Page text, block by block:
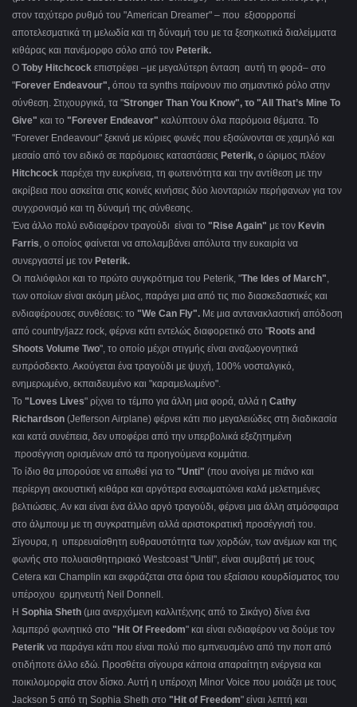
στον ταχύτερο ρυθμό του "American Dreamer" – που εξισορροπεί
αποτελεσματικά τη μελωδία και τη δύναμή του με τα ξεσηκωτικά διαλείμματα
κιθάρας και πανέμορφο σόλο από τον Peterik.
Ο Toby Hitchcock επιστρέφει –με μεγαλύτερη ένταση αυτή τη φορά– στο
"Forever Endeavour", όπου τα synths παίρνουν πιο σημαντικό ρόλο στην
σύνθεση. Στιχουργικά, τα "Stronger Than You Know", το "All That’s Mine To
Give" και το "Forever Endeavor" καλύπτουν όλα παρόμοια θέματα. Το
"Forever Endeavour" ξεκινά με κύριες φωνές που εξισώνονται σε χαμηλό και
μεσαίο από τον ειδικό σε παρόμοιες καταστάσεις Peterik, ο ώριμος πλέον
Hitchcock παρέχει την ευκρίνεια, τη φωτεινότητα και την αντίθεση με την
ακρίβεια που ασκείται στις κοινές κινήσεις δύο λιονταριών περήφανων για τον
συγχρονισμό και τη δύναμή της σύνθεσης.
Ένα άλλο πολύ ενδιαφέρον τραγούδι είναι το "Rise Again" με τον Kevin
Farris, ο οποίος φαίνεται να απολαμβάνει απόλυτα την ευκαιρία να
συνεργαστεί με τον Peterik.
Οι παλιόφιλοι και το πρώτο συγκρότημα του Peterik, "The Ides of March",
των οποίων είναι ακόμη μέλος, παράγει μια από τις πιο διασκεδαστικές και
ενδιαφέρουσες συνθέσεις: το "We Can Fly". Με μια αντανακλαστική απόδοση
από country/jazz rock, φέρνει κάτι εντελώς διαφορετικό στο "Roots and
Shoots Volume Two", το οποίο μέχρι στιγμής είναι αναζωογονητικά
ευπρόσδεκτο. Ακούγεται ένα τραγούδι με ψυχή, 100% νοσταλγικό,
ενημερωμένο, εκπαιδευμένο και "καραμελωμένο".
Το "Loves Lives" ρίχνει το τέμπο για άλλη μια φορά, αλλά η Cathy
Richardson (Jefferson Airplane) φέρνει κάτι πιο μεγαλειώδες στη διαδικασία
και κατά συνέπεια, δεν υποφέρει από την υπερβολικά εξεζητημένη
προσέγγιση ορισμένων από τα προηγούμενα κομμάτια.
Το ίδιο θα μπορούσε να ειπωθεί για το "Unti" (που ανοίγει με πιάνο και
περίεργη ακουστική κιθάρα και αργότερα ενσωματώνει καλά μελετημένες
βελτιώσεις. Αν και είναι ένα άλλο αργό τραγούδι, φέρνει μια άλλη ατμόσφαιρα
στο άλμπουμ με τη συγκρατημένη αλλά αριστοκρατική προσέγγισή του.
Σίγουρα, η υπερευαίσθητη ευθραυστότητα των χορδών, των ανέμων και της
φωνής στο πολυαισθητηριακό Westcoast "Until", είναι συμβατή με τους
Cetera και Champlin και εκφράζεται στα όρια του εξαίσιου κουρδίσματος του
υπέροχου ερμηνευτή Neil Donnell.
Η Sophia Sheth (μια ανερχόμενη καλλιτέχνης από το Σικάγο) δίνει ένα
λαμπερό φωνητικό στο "Hit Of Freedom" και είναι ενδιαφέρον να δούμε τον
Peterik να παράγει κάτι που είναι πολύ πιο εμπνευσμένο από την ποπ από
οτιδήποτε άλλο εδώ. Προσθέτει σίγουρα κάποια απαραίτητη ενέργεια και
ποικιλομορφία στον δίσκο. Αυτή η υπέροχη Minor Voice που μοιάζει με τους
Jackson 5 από τη Sophia Sheth στο "Hit of Freedom" είναι λεπτή και